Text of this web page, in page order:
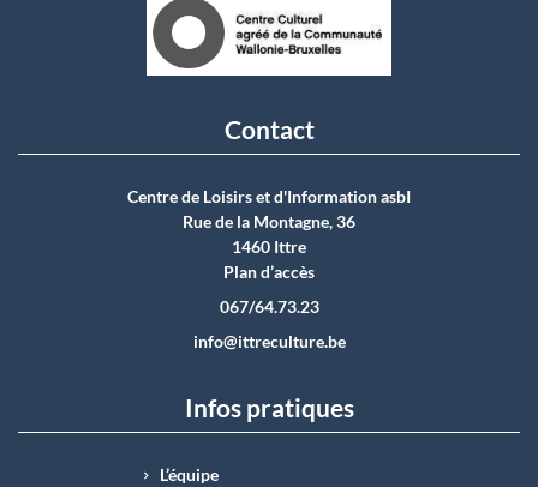
Contact
Centre de Loisirs et d'Information asbI
Rue de la Montagne, 36
1460 Ittre
Plan d’accès
067/64.73.23
info@ittreculture.be
Infos pratiques
L’équipe